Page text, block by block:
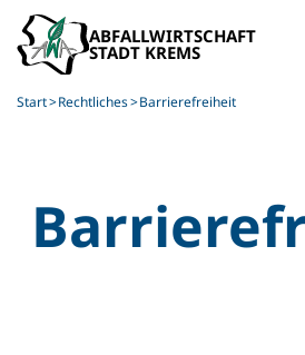
Skip to main content
Start Rechtliches Barrierefreiheit